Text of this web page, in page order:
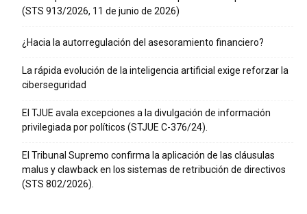
(STS 913/2026, 11 de junio de 2026)
¿Hacia la autorregulación del asesoramiento financiero?
La rápida evolución de la inteligencia artificial exige reforzar la
ciberseguridad
El TJUE avala excepciones a la divulgación de información
privilegiada por políticos (STJUE C-376/24).
El Tribunal Supremo confirma la aplicación de las cláusulas
malus y clawback en los sistemas de retribución de directivos
(STS 802/2026).